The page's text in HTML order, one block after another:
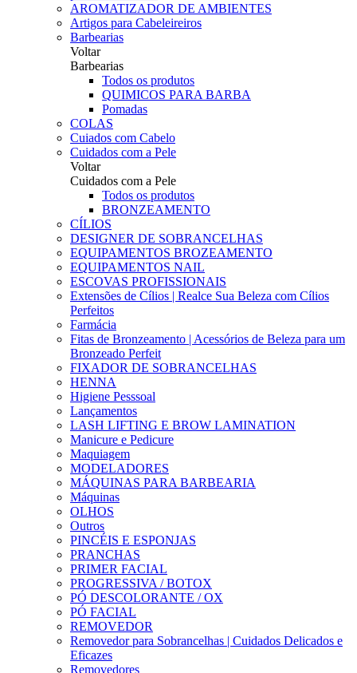
AROMATIZADOR DE AMBIENTES
Artigos para Cabeleireiros
Barbearias
Voltar
Barbearias
Todos os produtos
QUIMICOS PARA BARBA
Pomadas
COLAS
Cuiados com Cabelo
Cuidados com a Pele
Voltar
Cuidados com a Pele
Todos os produtos
BRONZEAMENTO
CÍLIOS
DESIGNER DE SOBRANCELHAS
EQUIPAMENTOS BROZEAMENTO
EQUIPAMENTOS NAIL
ESCOVAS PROFISSIONAIS
Extensões de Cílios | Realce Sua Beleza com Cílios
Perfeitos
Farmácia
Fitas de Bronzeamento | Acessórios de Beleza para um
Bronzeado Perfeit
FIXADOR DE SOBRANCELHAS
HENNA
Higiene Pesssoal
Lançamentos
LASH LIFTING E BROW LAMINATION
Manicure e Pedicure
Maquiagem
MODELADORES
MÁQUINAS PARA BARBEARIA
Máquinas
OLHOS
Outros
PINCÉIS E ESPONJAS
PRANCHAS
PRIMER FACIAL
PROGRESSIVA / BOTOX
PÓ DESCOLORANTE / OX
PÓ FACIAL
REMOVEDOR
Removedor para Sobrancelhas | Cuidados Delicados e
Eficazes
Removedores